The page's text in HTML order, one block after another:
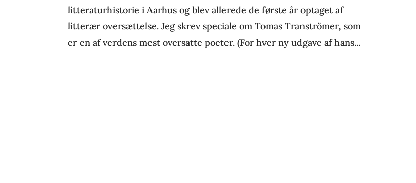
litteraturhistorie i Aarhus og blev allerede de første år optaget af
litterær oversættelse. Jeg skrev speciale om Tomas Tranströmer, som
er en af verdens mest oversatte poeter. (For hver ny udgave af hans...